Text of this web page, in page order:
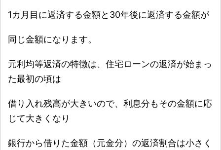
1カ月目に返済する金額と30年後に返済する金額が
同じ金額になります。
元利均等返済の特徴は、住宅ローンの返済が始まっ
た最初の頃は
借り入れ残高が大きいので、利息分もその金額に応
じて大きくなり
銀行から借りた金額（元金分）の返済割合は小さく